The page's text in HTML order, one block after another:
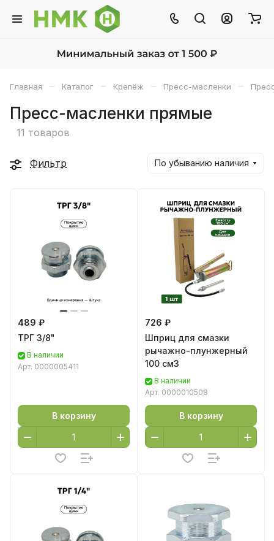
Главная – Каталог – Крепёж – Пресс-масленки –
Пресс-масленки прямые
11 товаров
Фильтр По убыванию наличия
489 ₽
ТРГ 3/8"
В наличии
Арт. 0000005411
В корзину
726 ₽
Шприц для смазки
рычажно-плунжерный
100 см3
В наличии
Арт. 0000010508
В корзину